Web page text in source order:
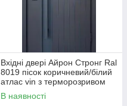
Вхідні двері Айрон Стронг Ral
8019 пісок коричневий/білий
атлас vin з терморозривом
вулиця 3 контури
В наявності